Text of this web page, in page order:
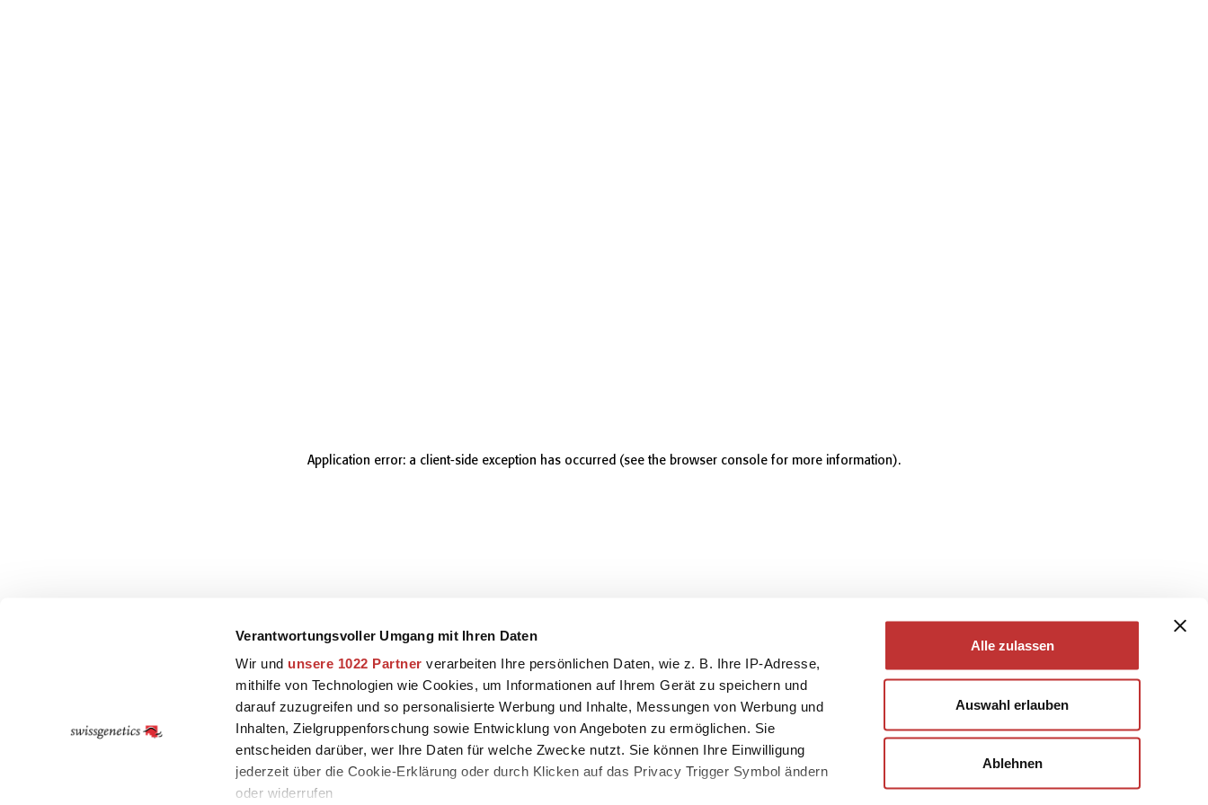
Verantwortungsvoller Umgang mit Ihren Daten
Wir und unsere 1022 Partner verarbeiten Ihre persönlichen Daten, wie z. B. Ihre IP-Adresse,
mithilfe von Technologien wie Cookies, um Informationen auf Ihrem Gerät zu speichern und
darauf zuzugreifen und so personalisierte Werbung und Inhalte, Messungen von Werbung und
Inhalten, Zielgruppenforschung sowie Entwicklung von Angeboten zu ermöglichen. Sie
entscheiden darüber, wer Ihre Daten für welche Zwecke nutzt. Sie können Ihre Einwilligung
jederzeit über die Cookie-Erklärung oder durch Klicken auf das Privacy Trigger Symbol ändern
oder widerrufen
Alle zulassen
Auswahl erlauben
Ablehnen
Application error: a client-side exception has occurred (see the browser console for more information).